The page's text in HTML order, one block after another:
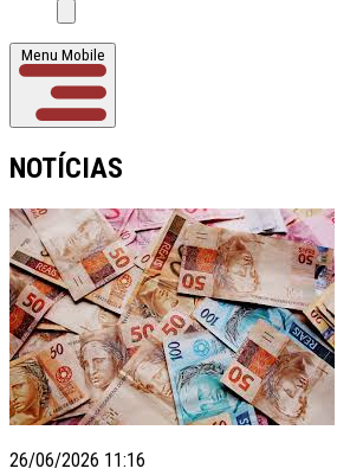
Menu Mobile
NOTÍCIAS
26/06/2026 11:16